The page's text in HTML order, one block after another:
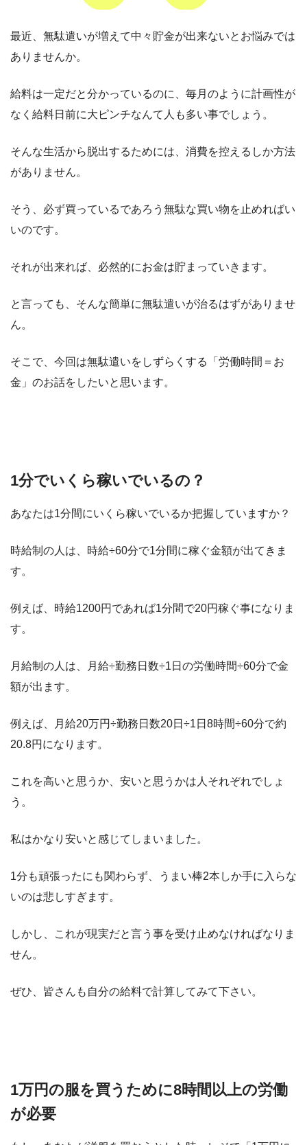
最近、無駄遣いが増えて中々貯金が出来ないとお悩みでは
ありませんか。
給料は一定だと分かっているのに、毎月のように計画性が
なく給料日前に大ピンチなんて人も多い事でしょう。
そんな生活から脱出するためには、消費を控えるしか方法
がありません。
そう、必ず買っているであろう無駄な買い物を止めればい
いのです。
それが出来れば、必然的にお金は貯まっていきます。
と言っても、そんな簡単に無駄遣いが治るはずがありませ
ん。
そこで、今回は無駄遣いをしずらくする「労働時間＝お
金」のお話をしたいと思います。
1分でいくら稼いでいるの？
あなたは1分間にいくら稼いでいるか把握していますか？
時給制の人は、時給÷60分で1分間に稼ぐ金額が出てきま
す。
例えば、時給1200円であれば1分間で20円稼ぐ事になりま
す。
月給制の人は、月給÷勤務日数÷1日の労働時間÷60分で金
額が出ます。
例えば、月給20万円÷勤務日数20日÷1日8時間÷60分で約
20.8円になります。
これを高いと思うか、安いと思うかは人それぞれでしょ
う。
私はかなり安いと感じてしまいました。
1分も頑張ったにも関わらず、うまい棒2本しか手に入らな
いのは悲しすぎます。
しかし、これが現実だと言う事を受け止めなければなりま
せん。
ぜひ、皆さんも自分の給料で計算してみて下さい。
1万円の服を買うために8時間以上の労働
が必要